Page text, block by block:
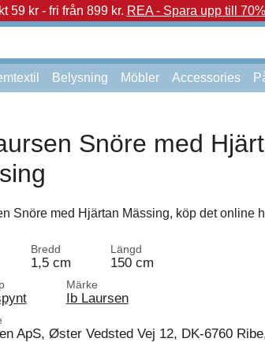
59 kr - fri från 899 kr. REA - Spara upp till
Belysning Möbler Accessories
Snöre med
Snöre med Hjärtan Mässing, köp det online
Bredd
1,5 cm
Längd
150 cm
Märke
Ib Laursen
ApS, Øster Vedsted Vej 12, DK-6760